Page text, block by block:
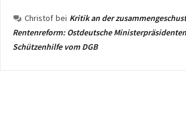
Christof bei Kritik an der
Rentenreform: Ostdeutsche
Schützenhilfe vom DGB